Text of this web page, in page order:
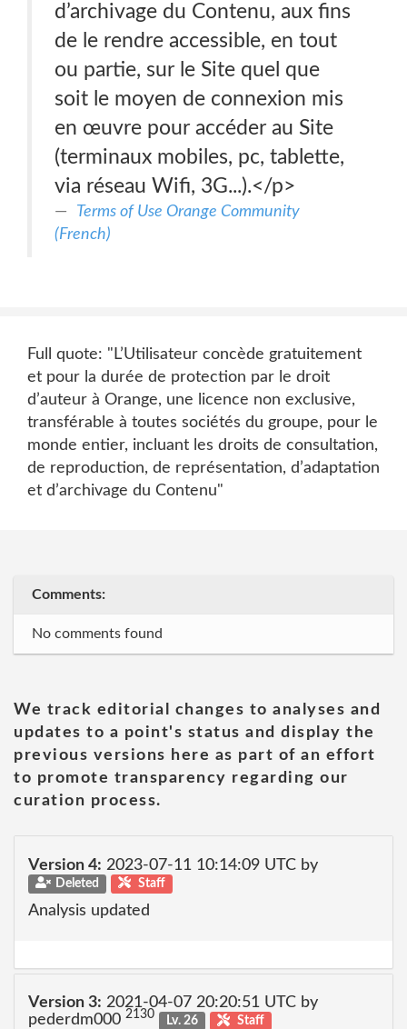
d’archivage du Contenu, aux fins
de le rendre accessible, en tout
ou partie, sur le Site quel que
soit le moyen de connexion mis
en œuvre pour accéder au Site
(terminaux mobiles, pc, tablette,
via réseau Wifi, 3G...).</p>
Terms of Use Orange Community
(French)
Full quote: "L’Utilisateur concède gratuitement
et pour la durée de protection par le droit
d’auteur à Orange, une licence non exclusive,
transférable à toutes sociétés du groupe, pour le
monde entier, incluant les droits de consultation,
de reproduction, de représentation, d’adaptation
et d’archivage du Contenu"
Comments:
No comments found
We track editorial changes to analyses and
updates to a point's status and display the
previous versions here as part of an effort
to promote transparency regarding our
curation process.
Version 4: 2023-07-11 10:14:09 UTC by
Deleted Staff
Analysis updated
Version 3: 2021-04-07 20:20:51 UTC by
pederdm000 2130 Lv. 26 Staff